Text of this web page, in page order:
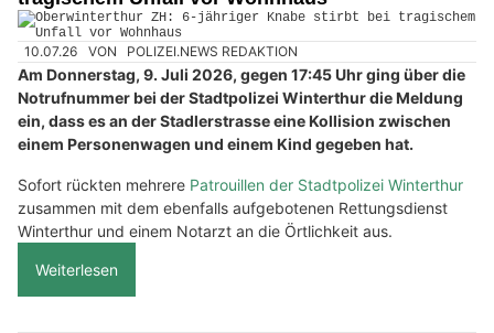
10.07.26 VON POLIZEI.NEWS REDAKTION
Am Donnerstag, 9. Juli 2026, gegen 17:45 Uhr ging über die
Notrufnummer bei der Stadtpolizei Winterthur die Meldung
ein, dass es an der Stadlerstrasse eine Kollision zwischen
einem Personenwagen und einem Kind gegeben hat.
Sofort rückten mehrere Patrouillen der Stadtpolizei Winterthur
zusammen mit dem ebenfalls aufgebotenen Rettungsdienst
Winterthur und einem Notarzt an die Örtlichkeit aus.
Weiterlesen